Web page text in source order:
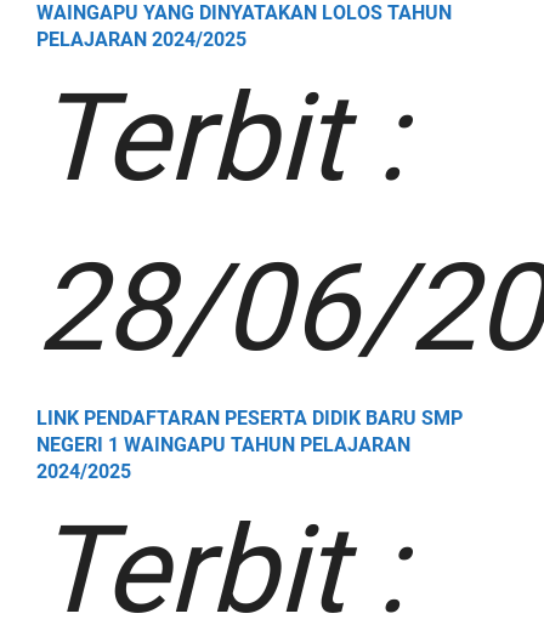
WAINGAPU YANG DINYATAKAN LOLOS TAHUN
PELAJARAN 2024/2025
Terbit :
28/06/
LINK PENDAFTARAN PESERTA DIDIK BARU SMP
NEGERI 1 WAINGAPU TAHUN PELAJARAN
2024/2025
Terbit :